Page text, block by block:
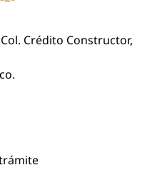
Crédito Constructor,